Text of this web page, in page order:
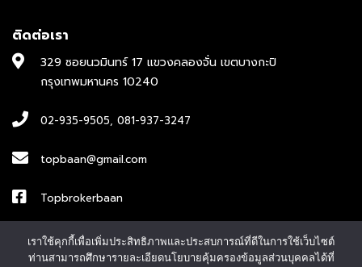
ติดต่อเรา
329 ซอยนวมินทร์ 17 แขวงคลองจั่น เขตบางกะปิ
กรุงเทพมหานคร 10240
02-935-9505, 081-937-3247
topbaan@gmail.com
Topbrokerbaan
ID : topbroker1
เราใช้คุกกี้เพื่อเพิ่มประสิทธิภาพและประสบการณ์ที่ดีในการใช้เว็บไซต์
ท่านสามารถศึกษารายละเอียดนโยบายคุ้มครองข้อมูลส่วนบุคคลได้ที่